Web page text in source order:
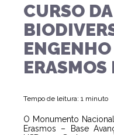
CURSO
ERASMOS
Tempo de leitura: 1 minuto
O Monumento
Erasmos – Base